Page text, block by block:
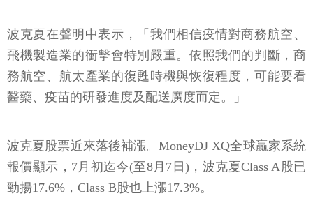
波克夏在聲明中表示，「我們相信疫情對商務航空、
飛機製造業的衝擊會特別嚴重。依照我們的判斷，商
務航空、航太產業的復甦時機與恢復程度，可能要看
醫藥、疫苗的研發進度及配送廣度而定。」
波克夏股票近來落後補漲。MoneyDJ XQ全球贏家系統
報價顯示，7月初迄今(至8月7日)，波克夏Class A股已
勁揚17.6%，Class B股也上漲17.3%。